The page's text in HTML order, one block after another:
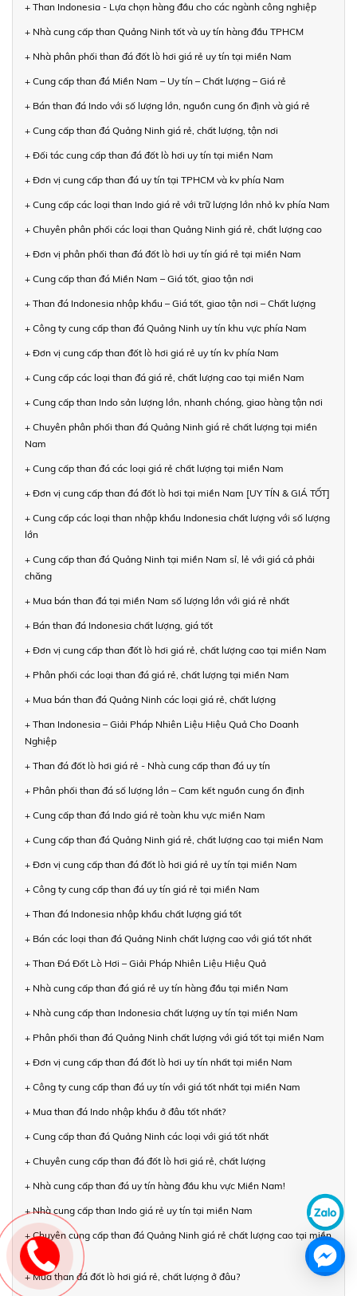
+ Than Indonesia - Lựa chọn hàng đầu cho các ngành công nghiệp
+ Nhà cung cấp than Quảng Ninh tốt và uy tín hàng đầu TPHCM
+ Nhà phân phối than đá đốt lò hơi giá rẻ uy tín tại miền Nam
+ Cung cấp than đá Miền Nam – Uy tín – Chất lượng – Giá rẻ
+ Bán than đá Indo với số lượng lớn, nguồn cung ổn định và giá rẻ
+ Cung cấp than đá Quảng Ninh giá rẻ, chất lượng, tận nơi
+ Đối tác cung cấp than đá đốt lò hơi uy tín tại miền Nam
+ Đơn vị cung cấp than đá uy tín tại TPHCM và kv phía Nam
+ Cung cấp các loại than Indo giá rẻ với trữ lượng lớn nhỏ kv phía Nam
+ Chuyên phân phối các loại than Quảng Ninh giá rẻ, chất lượng cao
+ Đơn vị phân phối than đá đốt lò hơi uy tín giá rẻ tại miền Nam
+ Cung cấp than đá Miền Nam – Giá tốt, giao tận nơi
+ Than đá Indonesia nhập khẩu – Giá tốt, giao tận nơi – Chất lượng
+ Công ty cung cấp than đá Quảng Ninh uy tín khu vực phía Nam
+ Đơn vị cung cấp than đốt lò hơi giá rẻ uy tín kv phía Nam
+ Cung cấp các loại than đá giá rẻ, chất lượng cao tại miền Nam
+ Cung cấp than Indo sản lượng lớn, nhanh chóng, giao hàng tận nơi
+ Chuyên phân phối than đá Quảng Ninh giá rẻ chất lượng tại miền
Nam
+ Cung cấp than đá các loại giá rẻ chất lượng tại miền Nam
+ Đơn vị cung cấp than đá đốt lò hơi tại miền Nam [UY TÍN & GIÁ TỐT]
+ Cung cấp các loại than nhập khẩu Indonesia chất lượng với số lượng
lớn
+ Cung cấp than đá Quảng Ninh tại miền Nam sỉ, lẻ với giá cả phải
chăng
+ Mua bán than đá tại miền Nam số lượng lớn với giá rẻ nhất
+ Bán than đá Indonesia chất lượng, giá tốt
+ Đơn vị cung cấp than đốt lò hơi giá rẻ, chất lượng cao tại miền Nam
+ Phân phối các loại than đá giá rẻ, chất lượng tại miền Nam
+ Mua bán than đá Quảng Ninh các loại giá rẻ, chất lượng
+ Than Indonesia – Giải Pháp Nhiên Liệu Hiệu Quả Cho Doanh
Nghiệp
+ Than đá đốt lò hơi giá rẻ - Nhà cung cấp than đá uy tín
+ Phân phối than đá số lượng lớn – Cam kết nguồn cung ổn định
+ Cung cấp than đá Indo giá rẻ toàn khu vực miền Nam
+ Cung cấp than đá Quảng Ninh giá rẻ, chất lượng cao tại miền Nam
+ Đơn vị cung cấp than đá đốt lò hơi giá rẻ uy tín tại miền Nam
+ Công ty cung cấp than đá uy tín giá rẻ tại miền Nam
+ Than đá Indonesia nhập khẩu chất lượng giá tốt
+ Bán các loại than đá Quảng Ninh chất lượng cao với giá tốt nhất
+ Than Đá Đốt Lò Hơi – Giải Pháp Nhiên Liệu Hiệu Quả
+ Nhà cung cấp than đá giá rẻ uy tín hàng đầu tại miền Nam
+ Nhà cung cấp than Indonesia chất lượng uy tín tại miền Nam
+ Phân phối than đá Quảng Ninh chất lượng với giá tốt tại miền Nam
+ Đơn vị cung cấp than đá đốt lò hơi uy tín nhất tại miền Nam
+ Công ty cung cấp than đá uy tín với giá tốt nhất tại miền Nam
+ Mua than đá Indo nhập khẩu ở đâu tốt nhất?
+ Cung cấp than đá Quảng Ninh các loại với giá tốt nhất
+ Chuyên cung cấp than đá đốt lò hơi giá rẻ, chất lượng
+ Nhà cung cấp than đá uy tín hàng đầu khu vực Miền Nam!
+ Nhà cung cấp than Indo giá rẻ uy tín tại miền Nam
+ Chuyên cung cấp than đá Quảng Ninh giá rẻ chất lượng cao tại miền
Nam
+ Mua than đá đốt lò hơi giá rẻ, chất lượng ở đâu?